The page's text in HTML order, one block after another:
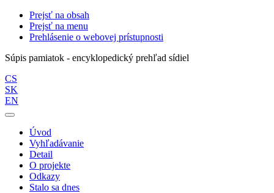
Prejsť na obsah
Prejsť na menu
Prehlásenie o webovej prístupnosti
Súpis pamiatok - encyklopedický prehľad sídiel
CS
SK
EN
Úvod
Vyhľadávanie
Detail
O projekte
Odkazy
Stalo sa dnes